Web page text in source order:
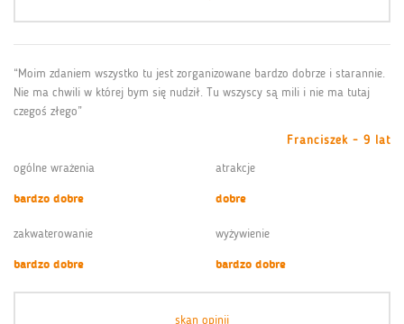
“Moim zdaniem wszystko tu jest zorganizowane bardzo dobrze i starannie.
Nie ma chwili w której bym się nudził. Tu wszyscy są mili i nie ma tutaj
czegoś złego”
Franciszek - 9 lat
ogólne wrażenia
bardzo dobre
atrakcje
dobre
zakwaterowanie
bardzo dobre
wyżywienie
bardzo dobre
skan opinii